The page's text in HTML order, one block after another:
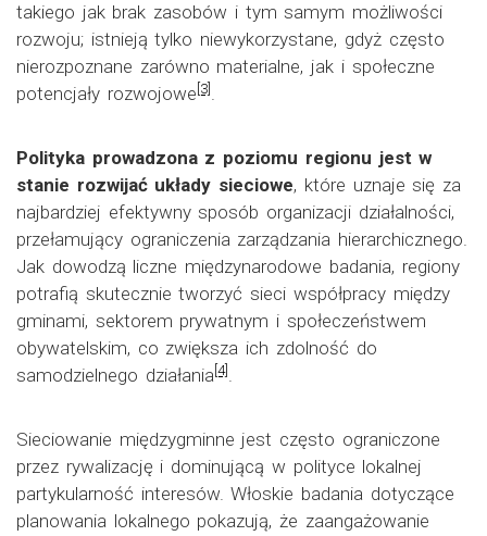
takiego jak brak zasobów i tym samym możliwości
rozwoju; istnieją tylko niewykorzystane, gdyż często
nierozpoznane zarówno materialne, jak i społeczne
potencjały rozwojowe [3] .
Polityka prowadzona z poziomu regionu jest w
stanie rozwijać układy sieciowe, które uznaje się za
najbardziej efektywny sposób organizacji działalności,
przełamujący ograniczenia zarządzania hierarchicznego.
Jak dowodzą liczne międzynarodowe badania, regiony
potrafią skutecznie tworzyć sieci współpracy między
gminami, sektorem prywatnym i społeczeństwem
obywatelskim, co zwiększa ich zdolność do
samodzielnego działania [4] .
Sieciowanie międzygminne jest często ograniczone
przez rywalizację i dominującą w polityce lokalnej
partykularność interesów. Włoskie badania dotyczące
planowania lokalnego pokazują, że zaangażowanie